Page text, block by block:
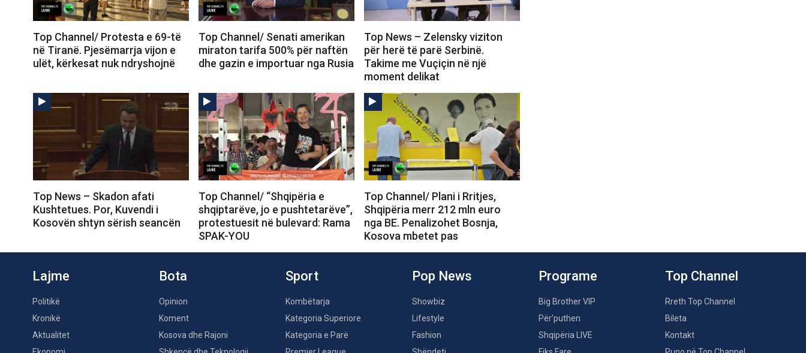
Top Channel/ Protesta e 69-të
në Tiranë. Pjesëmarrja vijon e
ulët, kërkesat nuk ndryshojnë
Top Channel/ Senati amerikan
miraton tarifa 500% për naftën
dhe gazin e importuar nga Rusia
Top News – Zelensky viziton
për herë të parë Serbinë.
Takime me Vuçiçin në një
moment delikat
Top News – Skadon afati
Kushtetues. Por, Kuvendi i
Kosovën shtyn sërish seancën
Top Channel/ “Shqipëria e
shqiptarëve, jo e pushtetarëve”,
protestuesit në bulevard: Rama
SPAK-YOU
Top Channel/ Plani i Rritjes,
Shqipëria merr 212 mln euro
nga BE. Penalizohet Bosnja,
Kosova mbetet pas
Lajme
Politikë
Kronikë
Aktualitet
Bota
Opinion
Koment
Kosova dhe Rajoni
Sport
Kombëtarja
Kategoria Superiore
Kategoria e Parë
Pop News
Showbiz
Lifestyle
Fashion
Programe
Big Brother VIP
Për’puthen
Shqipëria LIVE
Top Channel
Rreth Top Channel
Bileta
Kontakt